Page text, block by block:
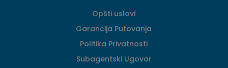
Opšti uslovi
Garancija Putovanja
Politika Privatnosti
Subagentski Ugovor